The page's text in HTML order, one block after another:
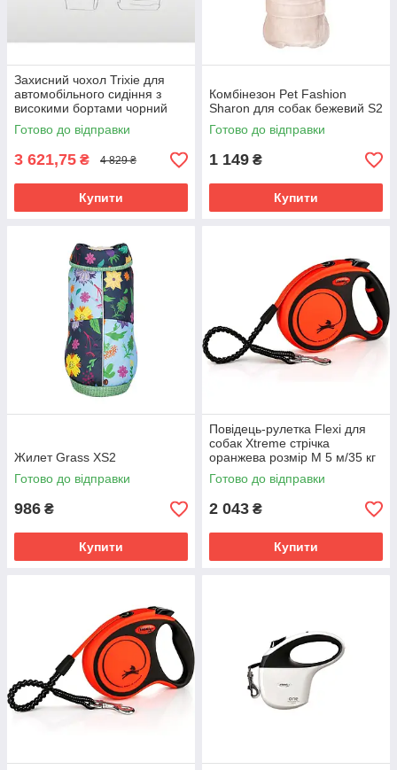
Захисний чохол Trixie для
автомобільного сидіння з
високими бортами чорний
поліестер 130х155 см
Готово до відправки
3 621,75 ₴ 4 829 ₴
Купити
Комбінезон Pet Fashion
Sharon для собак бежевий S2
Готово до відправки
1 149 ₴
Купити
Жилет Grass XS2
Готово до відправки
986 ₴
Купити
Повідець-рулетка Flexi для
собак Xtreme стрічка
оранжева розмір M 5 м/35 кг
Готово до відправки
2 043 ₴
Купити